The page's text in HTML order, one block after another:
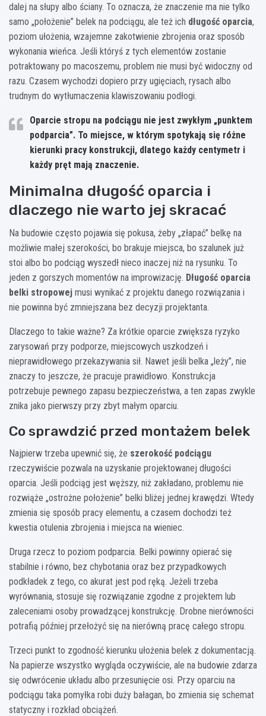
dalej na słupy albo ściany. To oznacza, że znaczenie ma nie tylko
samo „położenie” belek na podciągu, ale też ich długość oparcia,
poziom ułożenia, wzajemne zakotwienie zbrojenia oraz sposób
wykonania wieńca. Jeśli któryś z tych elementów zostanie
potraktowany po macoszemu, problem nie musi być widoczny od
razu. Czasem wychodzi dopiero przy ugięciach, rysach albo
trudnym do wytłumaczenia klawiszowaniu podłogi.
Oparcie stropu na podciągu nie jest zwykłym „punktem
podparcia”. To miejsce, w którym spotykają się różne
kierunki pracy konstrukcji, dlatego każdy centymetr i
każdy pręt mają znaczenie.
Minimalna długość oparcia i
dlaczego nie warto jej skracać
Na budowie często pojawia się pokusa, żeby „złapać” belkę na
możliwie małej szerokości, bo brakuje miejsca, bo szalunek już
stoi albo bo podciąg wyszedł nieco inaczej niż na rysunku. To
jeden z gorszych momentów na improwizację. Długość oparcia
belki stropowej musi wynikać z projektu danego rozwiązania i
nie powinna być zmniejszana bez decyzji projektanta.
Dlaczego to takie ważne? Za krótkie oparcie zwiększa ryzyko
zarysowań przy podporze, miejscowych uszkodzeń i
nieprawidłowego przekazywania sił. Nawet jeśli belka „leży”, nie
znaczy to jeszcze, że pracuje prawidłowo. Konstrukcja
potrzebuje pewnego zapasu bezpieczeństwa, a ten zapas zwykle
znika jako pierwszy przy zbyt małym oparciu.
Co sprawdzić przed montażem belek
Najpierw trzeba upewnić się, że szerokość podciągu
rzeczywiście pozwala na uzyskanie projektowanej długości
oparcia. Jeśli podciąg jest węższy, niż zakładano, problemu nie
rozwiąże „ostrożne położenie” belki bliżej jednej krawędzi. Wtedy
zmienia się sposób pracy elementu, a czasem dochodzi też
kwestia otulenia zbrojenia i miejsca na wieniec.
Druga rzecz to poziom podparcia. Belki powinny opierać się
stabilnie i równo, bez chybotania oraz bez przypadkowych
podkładek z tego, co akurat jest pod ręką. Jeżeli trzeba
wyrównania, stosuje się rozwiązanie zgodne z projektem lub
zaleceniami osoby prowadzącej konstrukcję. Drobne nierówności
potrafią później przełożyć się na nierówną pracę całego stropu.
Trzeci punkt to zgodność kierunku ułożenia belek z dokumentacją.
Na papierze wszystko wygląda oczywiście, ale na budowie zdarza
się odwrócenie układu albo przesunięcie osi. Przy oparciu na
podciągu taka pomyłka robi duży bałagan, bo zmienia się schemat
statyczny i rozkład obciążeń.